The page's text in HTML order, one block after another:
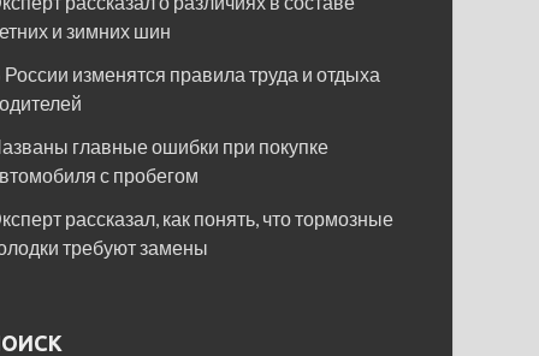
и зимних шин
России изменятся правила труда и отдыха
главные ошибки при покупке
с пробегом
рассказал, как понять, что тормозные
требуют замены